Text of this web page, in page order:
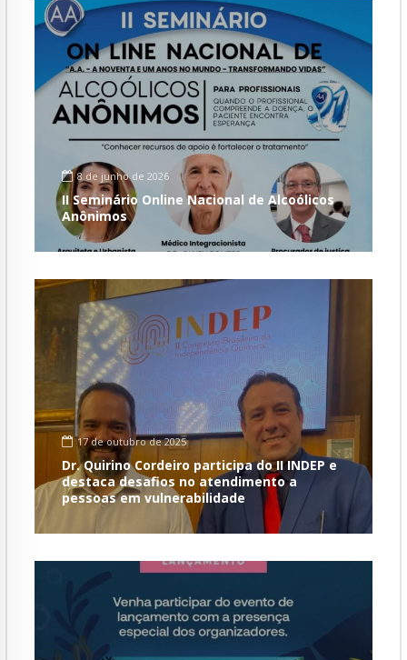
8 de junho de 2026
II Seminário Online Nacional de Alcoólicos
Anônimos
17 de outubro de 2025
Dr. Quirino Cordeiro participa do II INDEP e
destaca desafios no atendimento a
pessoas em vulnerabilidade